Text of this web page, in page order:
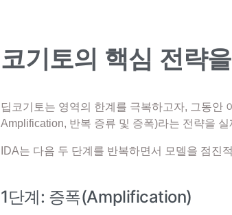
코기토의 핵심 전략
딥코기토는 영역의 한계를 극복하고자, 그동안
Amplification, 반복 증류 및 증폭)라는 전략을
IDA는 다음 두 단계를 반복하면서 모델을 점진
1단계: 증폭(Amplification)